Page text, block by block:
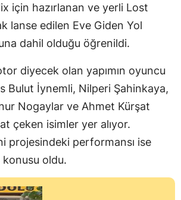
için hazırlanan ve yerli Lost
lanse edilen Eve Giden Yol
dahil olduğu öğrenildi.
diyecek olan yapımın oyuncu
Bulut İynemli, Nilperi Şahinkaya,
Nogaylar ve Ahmet Kürşat
çeken isimler yer alıyor.
projesindeki performansı ise
oldu.